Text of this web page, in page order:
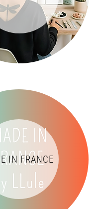
IN FRANCE